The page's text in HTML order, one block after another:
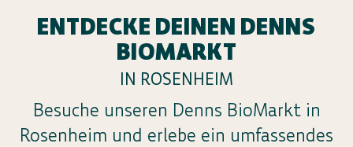
ENTDECKE DEINEN DENNS
BIOMARKT
IN ROSENHEIM
Besuche unseren Denns BioMarkt in
Rosenheim und erlebe ein umfassendes